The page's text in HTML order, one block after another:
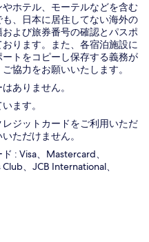
ホテル、モーテルなどを含む
、日本に​居住してない海外の
よび旅券番号の確認とパスポ
ります。また、各宿泊施設に
トをコピーし保存する義務が
協力をお願いいたします。
ありません。
ます。
ジットカードをご利用いただ
ただけません。
: Visa、Mastercard、
、JCB International、